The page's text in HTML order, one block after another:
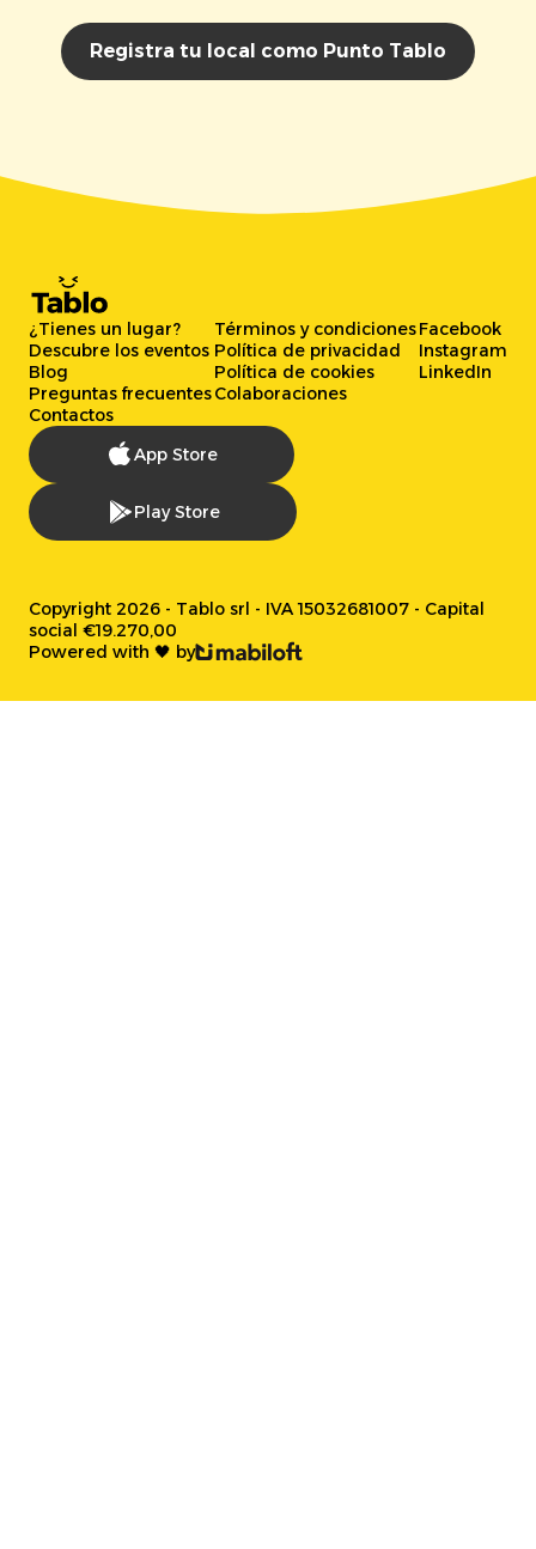
Registra tu local como Punto Tablo
¿Tienes un lugar?
Descubre los eventos
Blog
Preguntas frecuentes
Contactos
Términos y condiciones
Política de privacidad
Política de cookies
Colaboraciones
Facebook
Instagram
LinkedIn
App Store
Play Store
Copyright 2026 - Tablo srl - IVA 15032681007 - Capital
social €19.270,00
Powered with 🖤 by